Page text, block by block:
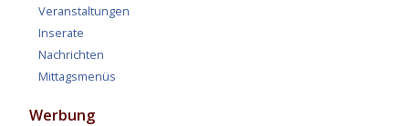
Veranstaltungen
Inserate
Nachrichten
Mittagsmenüs
Werbung